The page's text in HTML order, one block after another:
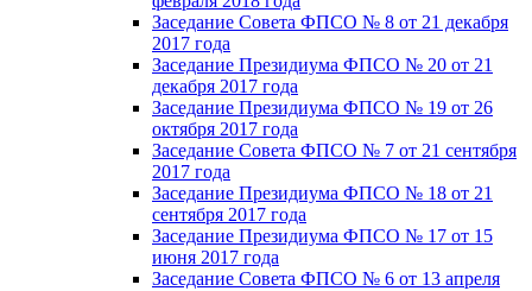
Заседание Совета ФПСО № 8 от 21 декабря
2017 года
Заседание Президиума ФПСО № 20 от 21
декабря 2017 года
Заседание Президиума ФПСО № 19 от 26
октября 2017 года
Заседание Совета ФПСО № 7 от 21 сентября
2017 года
Заседание Президиума ФПСО № 18 от 21
сентября 2017 года
Заседание Президиума ФПСО № 17 от 15
июня 2017 года
Заседание Совета ФПСО № 6 от 13 апреля